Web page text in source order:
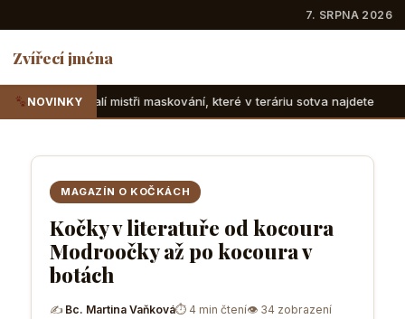
7. SRPNA 2026
Zvířecí jména
NOVINKY
maskování, které v teráriu sotva najdete Suchozemské
MAGAZÍN O KOČKÁCH
Kočky v literatuře od kocoura
Modroočky až po kocoura v
botách
✍ Bc. Martina Vaňková⏱ 4 min čtení👁 34 zobrazení